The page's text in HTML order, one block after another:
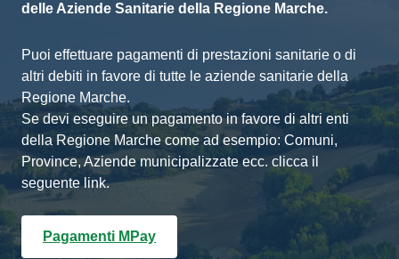
delle Aziende Sanitarie della Regione Marche.
Puoi effettuare pagamenti di prestazioni sanitarie o di
altri debiti in favore di tutte le aziende sanitarie della
Regione Marche.
Se devi eseguire un pagamento in favore di altri enti
della Regione Marche come ad esempio: Comuni,
Province, Aziende municipalizzate ecc. clicca il
seguente link.
Pagamenti MPay